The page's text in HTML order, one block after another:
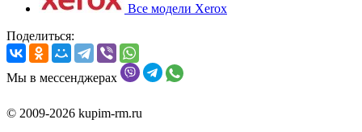
Все модели Xerox
Поделиться:
Мы в мессенджерах
© 2009-2026 kupim-rm.ru